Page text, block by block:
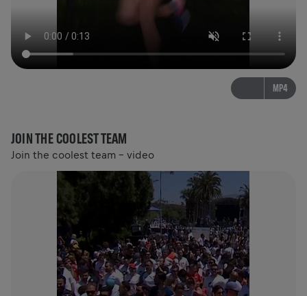
MP4
JOIN THE COOLEST TEAM
Join the coolest team - video